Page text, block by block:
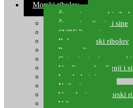
Morski ribolov
Štapovi za morski
Štapovi za lignje i sipe
SURF štapovi
Role za morski ribolov
Parangali
Gotovi setovi za
Varalice za lov lignji i
Lov hobotnice
Najloni za more
Upredenice za morski
Udice za more